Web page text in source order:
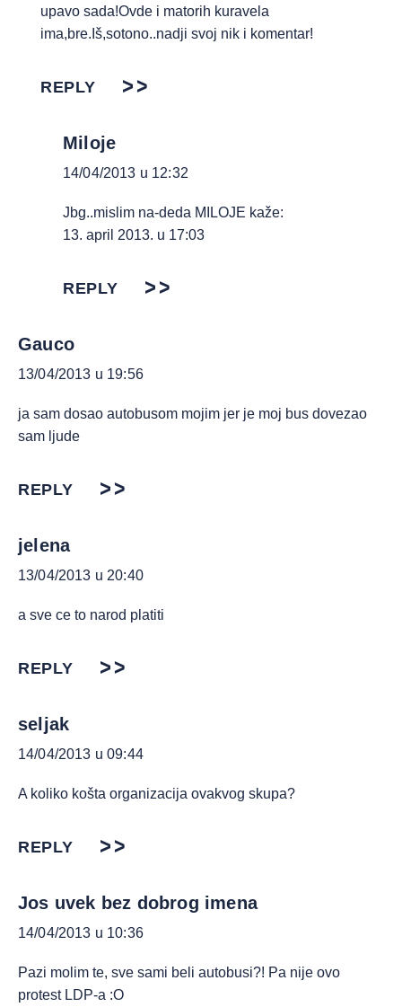
upavo sada!Ovde i matorih kuravela
ima,bre.Iš,sotono..nadji svoj nik i komentar!
REPLY
Miloje
14/04/2013 u 12:32
Jbg..mislim na-deda MILOJE kaže:
13. april 2013. u 17:03
REPLY
Gauco
13/04/2013 u 19:56
ja sam dosao autobusom mojim jer je moj bus dovezao
sam ljude
REPLY
jelena
13/04/2013 u 20:40
a sve ce to narod platiti
REPLY
seljak
14/04/2013 u 09:44
A koliko košta organizacija ovakvog skupa?
REPLY
Jos uvek bez dobrog imena
14/04/2013 u 10:36
Pazi molim te, sve sami beli autobusi?! Pa nije ovo
protest LDP-a :O